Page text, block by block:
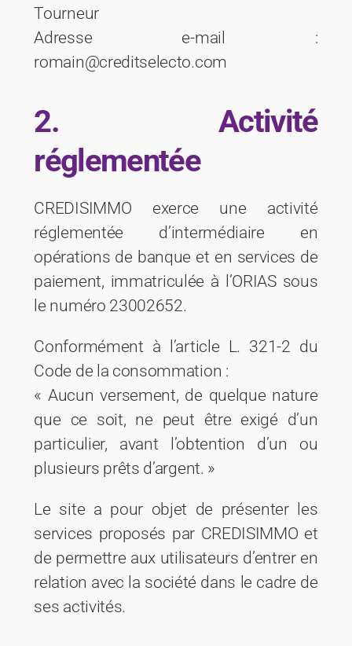
Tourneur
Adresse e-mail :
romain@creditselecto.com
2. Activité
réglementée
CREDISIMMO exerce une activité
réglementée d’intermédiaire en
opérations de banque et en services de
paiement, immatriculée à l’ORIAS sous
le numéro 23002652.
Conformément à l’article L. 321-2 du
Code de la consommation :
« Aucun versement, de quelque nature
que ce soit, ne peut être exigé d’un
particulier, avant l’obtention d’un ou
plusieurs prêts d’argent. »
Le site a pour objet de présenter les
services proposés par CREDISIMMO et
de permettre aux utilisateurs d’entrer en
relation avec la société dans le cadre de
ses activités.